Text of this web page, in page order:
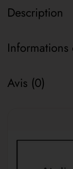
Description
Avis (0)